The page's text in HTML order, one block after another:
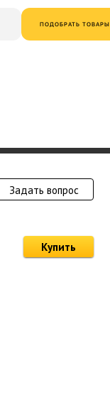
ПОДОБРАТЬ ТОВАРЫ
Задать вопрос
Купить